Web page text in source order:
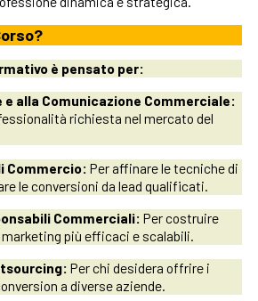
è pensato per:
alla Comunicazione Commerciale:
richiesta nel mercato del
Commercio: Per affinare le tecniche di
le conversioni da lead qualificati.
Commerciali: Per costruire
più efficaci e scalabili.
Per chi desidera offrire i
a diverse aziende.